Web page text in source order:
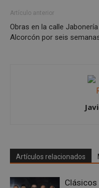
Artículo anterior
Obras en la calle
Alcorcón por seis
Artículos relacionados
Clásicos
AWSALBCORS